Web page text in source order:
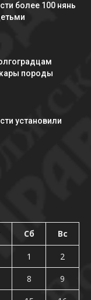
более 100 нянь
породы
установили
Сб Вс
1
2
8
9